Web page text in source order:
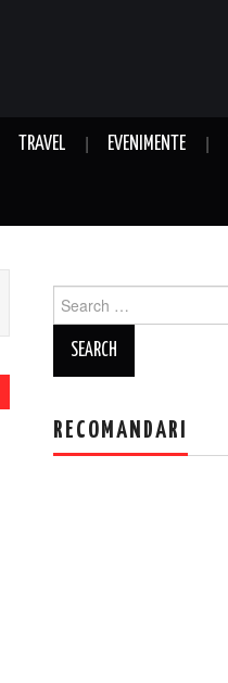
TRAVEL EVENIMENTE
for:
RECOMANDARI